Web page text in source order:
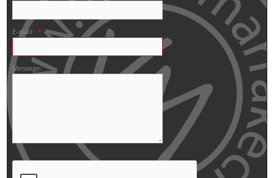
E-mail: *
Message: